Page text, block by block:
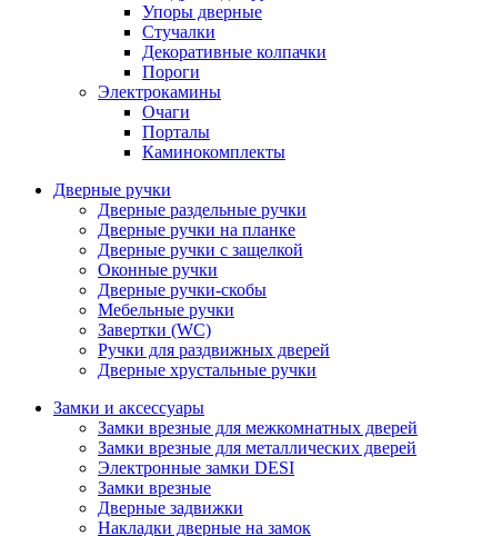
Упоры дверные
Стучалки
Декоративные колпачки
Пороги
Электрокамины
Очаги
Порталы
Каминокомплекты
Дверные ручки
Дверные раздельные ручки
Дверные ручки на планке
Дверные ручки с защелкой
Оконные ручки
Дверные ручки-скобы
Мебельные ручки
Завертки (WC)
Ручки для раздвижных дверей
Дверные хрустальные ручки
Замки и аксессуары
Замки врезные для межкомнатных дверей
Замки врезные для металлических дверей
Электронные замки DESI
Замки врезные
Дверные задвижки
Накладки дверные на замок